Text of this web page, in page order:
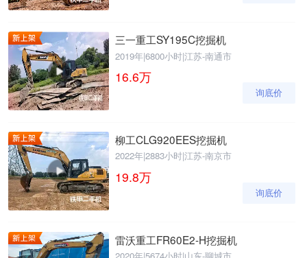
三一重工SY195C挖掘机
2019年|6800小时|江苏-南通市
16.6万
询底价
柳工CLG920EES挖掘机
2022年|2883小时|江苏-南京市
19.8万
询底价
雷沃重工FR60E2-H挖掘机